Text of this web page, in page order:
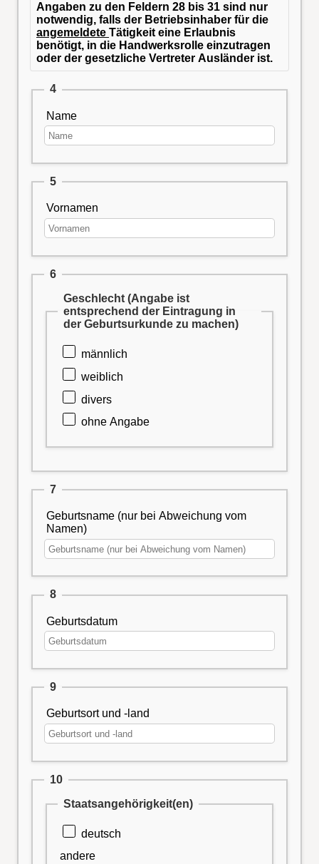
Angaben zu den Feldern 28 bis 31 sind nur
notwendig, falls der Betriebsinhaber für die
angemeldete Tätigkeit eine Erlaubnis
benötigt, in die Handwerksrolle einzutragen
oder der gesetzliche Vertreter Ausländer ist.
4
Name
5
Vornamen
6
Geschlecht (Angabe ist
entsprechend der Eintragung in
der Geburtsurkunde zu machen)
männlich
weiblich
divers
ohne Angabe
7
Geburtsname (nur bei Abweichung vom
Namen)
8
Geburtsdatum
9
Geburtsort und -land
10
Staatsangehörigkeit(en)
deutsch
andere